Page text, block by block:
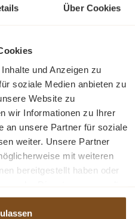
Über Cookies
und Anzeigen zu
soziale Medien anbieten zu
Website zu
wir Informationen zu Ihrer
an unsere Partner für soziale
weiter. Unsere Partner
mit weiteren
bereitgestellt haben oder
oder
Uhr
Java
für Ihr Heim.